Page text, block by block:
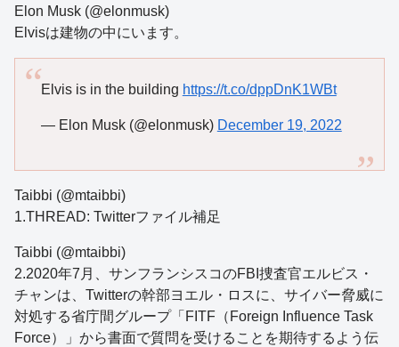
Elon Musk (@elonmusk)
Elvisは建物の中にいます。
Elvis is in the building https://t.co/dppDnK1WBt
— Elon Musk (@elonmusk) December 19, 2022
Taibbi (@mtaibbi)
1.THREAD: Twitterファイル補足
Taibbi (@mtaibbi)
2.2020年7月、サンフランシスコのFBI捜査官エルビス・
チャンは、Twitterの幹部ヨエル・ロスに、サイバー脅威に
対処する省庁間グループ「FITF（Foreign Influence Task
Force）」から書面で質問を受けることを期待するよう伝